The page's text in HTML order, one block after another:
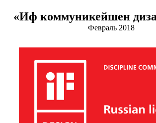
«Иф коммуникейшен
Февраль 2018